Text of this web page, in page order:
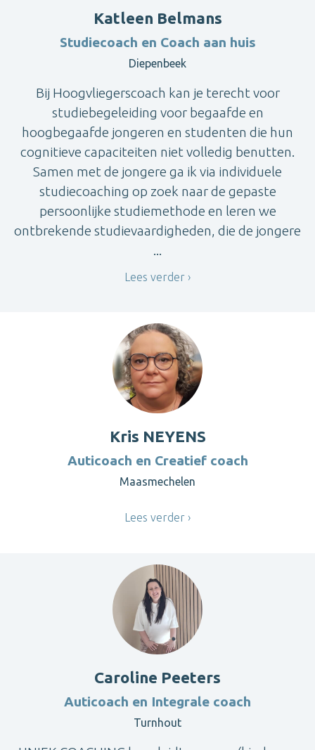
Katleen Belmans
Studiecoach en Coach aan huis
Diepenbeek
Bij Hoogvliegerscoach kan je terecht voor
studiebegeleiding voor begaafde en
hoogbegaafde jongeren en studenten die hun
cognitieve capaciteiten niet volledig benutten.
Samen met de jongere ga ik via individuele
studiecoaching op zoek naar de gepaste
persoonlijke studiemethode en leren we
ontbrekende studievaardigheden, die de jongere
...
Lees verder
Kris NEYENS
Auticoach en Creatief coach
Maasmechelen
Lees verder
Caroline Peeters
Auticoach en Integrale coach
Turnhout